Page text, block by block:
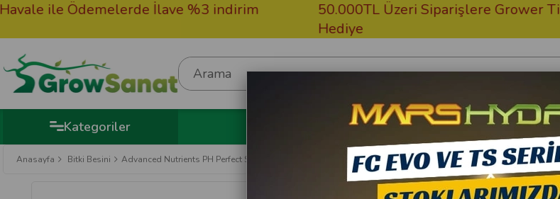
Ödemelerde İlave %3 indirim
50.000TL Üzeri Siparişlere Grower Tişört
Kategoriler Kargom Nerede?
Anasayfa Bitki Besini Advanced Nutrients PH Perfect Sensi Grow Part A-B 5 Litre Bitki Besini
Advanced Nutrients